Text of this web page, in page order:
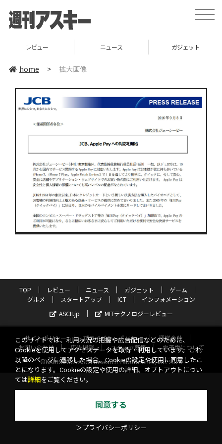
toggle
レビュー ニュース ガジェット
home > 拡大画像
TOP レビュー ニュース ガジェット
ゲーム
グルメ
スタートアップ ICT
インフォメーション
ASCII.jp
MITテクノロジーレビュー
サイトポリシー プライバシーポリシー
運営会社
お問い合わせ
広告掲載 スタッフ募集
電子版について
©KADOKAWA ASCII Research Laboratories, Inc. 2026
このサイトでは、利用状況の把握や広告配信などのために、
Cookieを使用してアクセスデータを取得・利用しています。これ
以降のページに遷移した場合、Cookieの設定や使用に同意したこ
とになります。Cookieの設定や使用の詳細、オプトアウトについ
ては詳細 をご覧ください。
同意する
＞プライバシーポリシー